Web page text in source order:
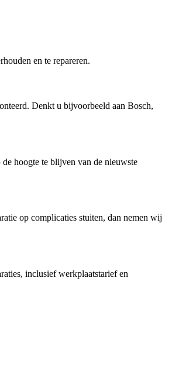
en te repareren.
Denkt u bijvoorbeeld aan Bosch,
hoogte te blijven van de nieuwste
op complicaties stuiten, dan nemen wij
inclusief werkplaatstarief en